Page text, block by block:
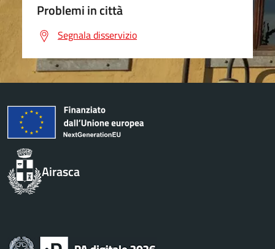
Problemi in città
Segnala disservizio
Airasca